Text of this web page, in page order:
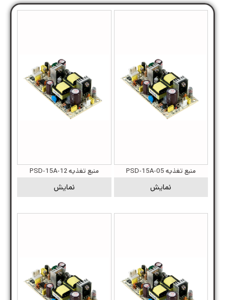
منبع تغذیه PSD-15A-05
نمایش
منبع تغذیه PSD-15A-12
نمایش